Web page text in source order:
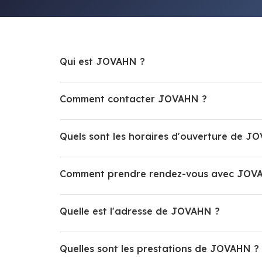
Qui est JOVAHN ?
Comment contacter JOVAHN ?
Quels sont les horaires d'ouverture de
Comment prendre rendez-vous avec
Quelle est l'adresse de JOVAHN ?
Quelles sont les prestations de JOVAHN ?